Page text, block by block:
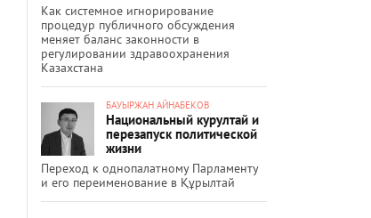
Как системное игнорирование
процедур публичного обсуждения
меняет баланс законности в
регулировании здравоохранения
Казахстана
БАУЫРЖАН АЙНАБЕКОВ
Национальный курултай и
перезапуск политической
жизни
Переход к однопалатному Парламенту
и его переименование в Құрылтай